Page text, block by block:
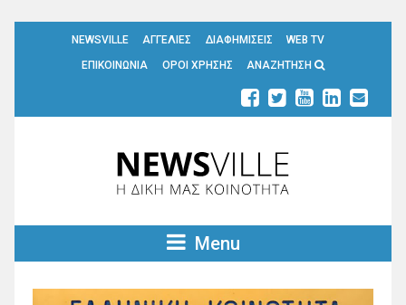
NEWSVILLE ΑΓΓΕΛΙΕΣ ΔΙΑΦΗΜΙΣΕΙΣ
WEB TV
ΕΠΙΚΟΙΝΩΝΙΑ
ΟΡΟΙ ΧΡΗΣΗΣ ΑΝΑΖΗΤΗΣΗ
Menu